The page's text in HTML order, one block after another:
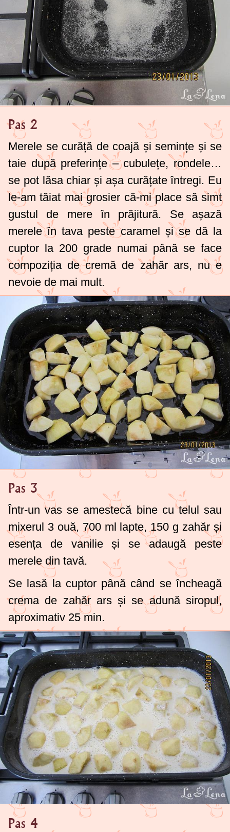
Pas 2
Merele se curăță de coajă și semințe și se
taie după preferințe – cubulețe, rondele…
se pot lăsa chiar și așa curățate întregi. Eu
le-am tăiat mai grosier că-mi place să simt
gustul de mere în prăjitură. Se așază
merele în tava peste caramel și se dă la
cuptor la 200 grade numai până se face
compoziția de cremă de zahăr ars, nu e
nevoie de mai mult.
Pas 3
Într-un vas se amestecă bine cu telul sau
mixerul 3 ouă, 700 ml lapte, 150 g zahăr și
esența de vanilie și se adaugă peste
merele din tavă.
Se lasă la cuptor până când se încheagă
crema de zahăr ars și se adună siropul,
aproximativ 25 min.
Pas 4